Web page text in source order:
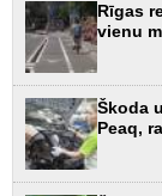
Rīgas
vienu
Škoda
Peaq,